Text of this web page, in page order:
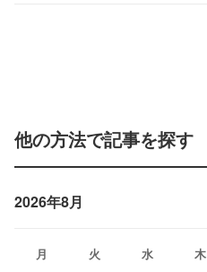
他の方法で記事を探す
2026年8月
月 火 水 木